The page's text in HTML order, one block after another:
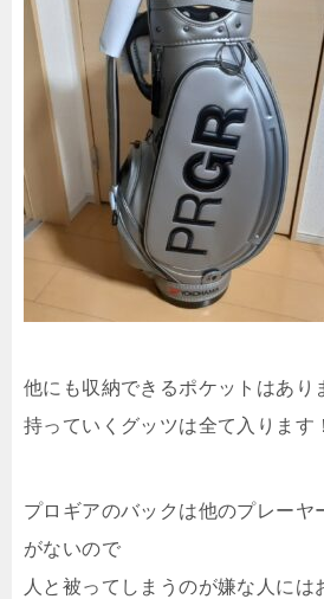
他にも収納できるポケットはあり
持っていくグッツは全て入ります！
プロギアのバックは他のプレーヤ
がないので
人と被ってしまうのが嫌な人に